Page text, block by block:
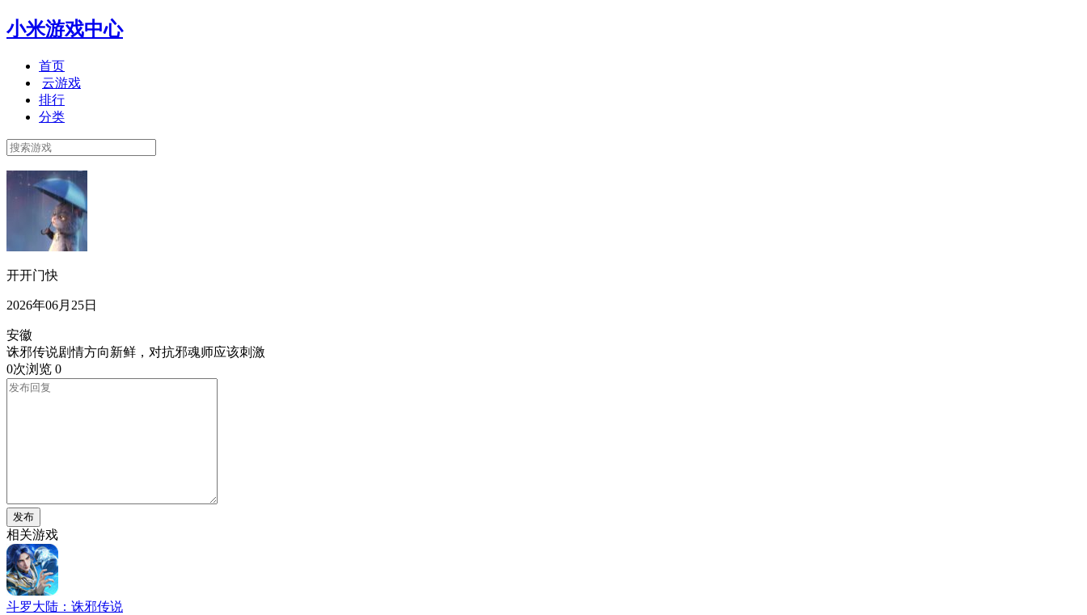
小米游戏中心
首页
云游戏
排行
分类
开开门快
2026年06月25日
安徽
诛邪传说剧情方向新鲜，对抗邪魂师应该刺激
0次浏览 0
发布
相关游戏
斗罗大陆：诛邪传说